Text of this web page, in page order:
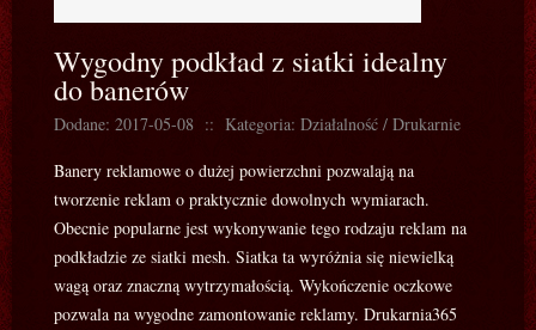
Wygodny podkład z siatki idealny
do banerów
Dodane: 2017-05-08 :: Kategoria: Działalność / Drukarnie
Banery reklamowe o dużej powierzchni pozwalają na
tworzenie reklam o praktycznie dowolnych wymiarach.
Obecnie popularne jest wykonywanie tego rodzaju reklam na
podkładzie ze siatki mesh. Siatka ta wyróżnia się niewielką
wagą oraz znaczną wytrzymałością. Wykończenie oczkowe
pozwala na wygodne zamontowanie reklamy. Drukarnia365